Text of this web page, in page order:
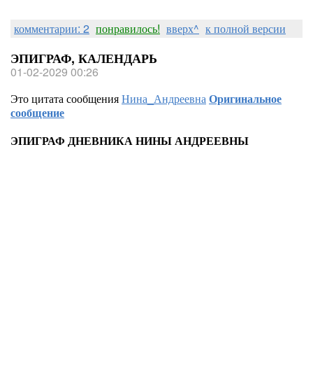
комментарии: 2 понравилось! вверх^ к полной версии
ЭПИГРАФ, КАЛЕНДАРЬ
01-02-2029 00:26
Это цитата сообщенияНина_АндреевнаОригинальное
сообщение
ЭПИГРАФ ДНЕВНИКА НИНЫ АНДРЕЕВНЫ